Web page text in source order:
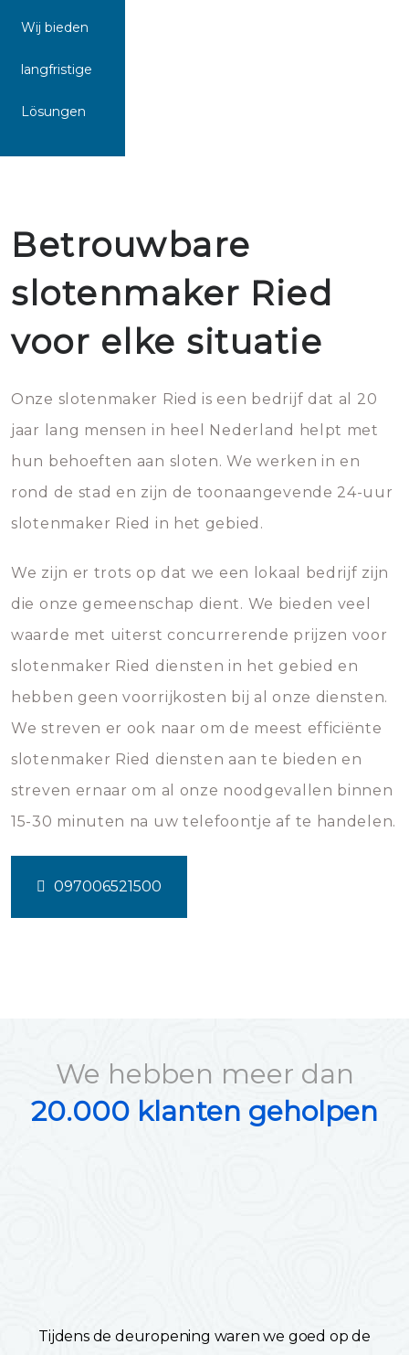
Wij bieden
langfristige
Lösungen
Betrouwbare
slotenmaker Ried
voor elke situatie
Onze slotenmaker Ried is een bedrijf dat al 20
jaar lang mensen in heel Nederland helpt met
hun behoeften aan sloten. We werken in en
rond de stad en zijn de toonaangevende 24-uur
slotenmaker Ried in het gebied.
We zijn er trots op dat we een lokaal bedrijf zijn
die onze gemeenschap dient. We bieden veel
waarde met uiterst concurrerende prijzen voor
slotenmaker Ried diensten in het gebied en
hebben geen voorrijkosten bij al onze diensten.
We streven er ook naar om de meest efficiënte
slotenmaker Ried diensten aan te bieden en
streven ernaar om al onze noodgevallen binnen
15-30 minuten na uw telefoontje af te handelen.
097006521500
We hebben meer dan
20.000 klanten geholpen
Tijdens de deuropening waren we goed op de